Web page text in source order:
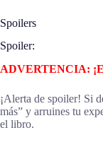
Spoilers
Spoiler:
ADVERTENCIA:
¡Alerta de spoiler! Si
más” y arruines tu
el libro.